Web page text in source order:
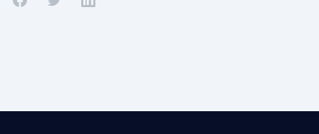
Compartir en Facebook
Compartir en Twitter
Compartir en Linkedin